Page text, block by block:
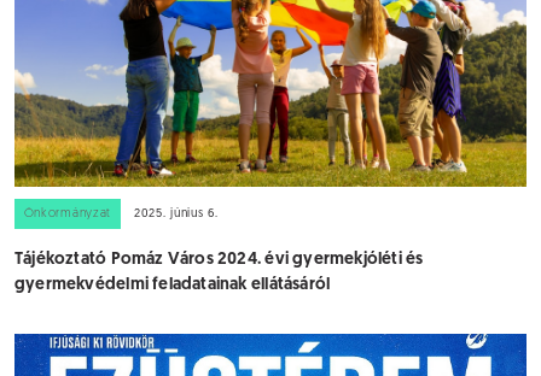
Önkormányzat 2025. június 6.
Tájékoztató Pomáz Város 2024. évi gyermekjóléti és
gyermekvédelmi feladatainak ellátásáról